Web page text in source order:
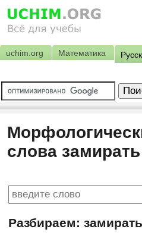
uchim.org Математика
слова замирать
Разбираем: замирать